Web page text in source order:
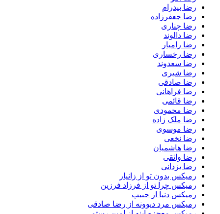
رضا بیدرام
رضا جعفرزاده
رضا چناری
رضا دالوند
رضا رامیار
رضا رخساری
رضا سعدوند
رضا شیری
رضا صادقی
رضا فراهانی
رضا قائمی
رضا محمودی
رضا ملک زاده
رضا موسوی
رضا نخعی
رضا هاشمیان
رضا واثقی
رضا یزدانی
رمیکس بدون تو از زانیار
رمیکس چرا تو از فرزاد فرزین
رمیکس دنیا از حبیب
رمیکس مرد دیوونه از رضا صادقی